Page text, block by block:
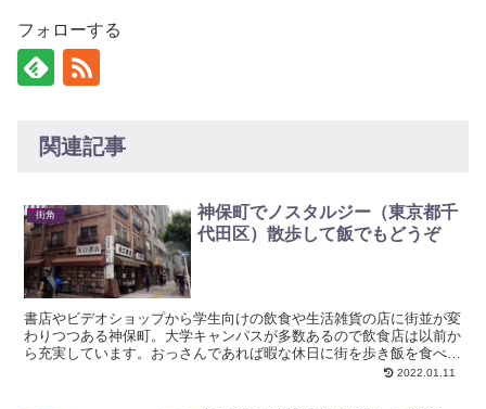
フォローする
関連記事
街角
神保町でノスタルジー（東京都千
代田区）散歩して飯でもどうぞ
書店やビデオショップから学生向けの飲食や生活雑貨の店に街並が変
わりつつある神保町。大学キャンパスが多数あるので飲食店は以前か
ら充実しています。おっさんであれば暇な休日に街を歩き飯を食べて
ノスタルジーな時を過ごせます。最新スポットはないので若...2022.01.11